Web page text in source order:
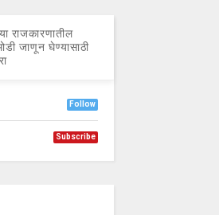
राजकारणातील
जाणून घेण्यासाठी
Follow
Subscribe